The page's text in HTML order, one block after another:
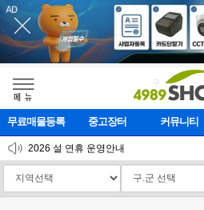
메    뉴
무료매물등록 중고장터 커뮤니티
2026 설 연휴 운영안내
[업데이트]모바일 하단 고정메뉴 추가
[업데이트] 개선사항 안내